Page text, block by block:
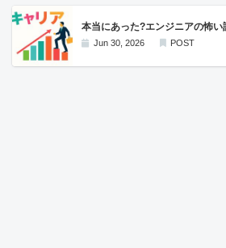
本当にあった?エンジニアの怖
Jun 30, 2026 POST